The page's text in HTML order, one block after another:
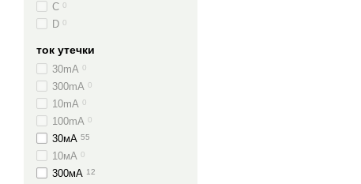
C 0
D 0
ток утечки
30mA 0
300mA 0
10mA 0
100mA 0
30мА 55
10мА 0
300мА 12